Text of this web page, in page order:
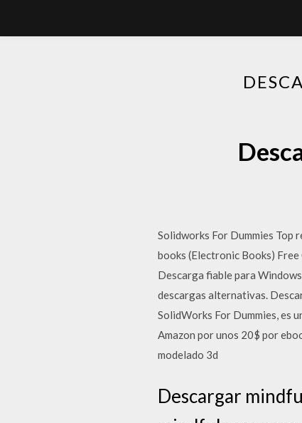
Solidworks For Dummies Top
books (Electronic Books)
Descarga fiable para
descargas alternativas.
SolidWorks For Dummies, es
Amazon por unos 20$ por
modelado 3d
Descargar